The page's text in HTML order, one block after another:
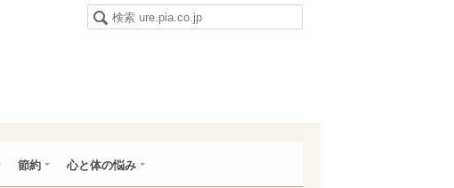
節約 心と体の悩み